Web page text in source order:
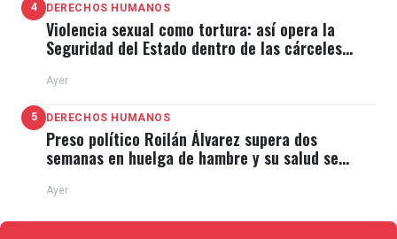
4 DERECHOS HUMANOS
Violencia sexual como tortura: así opera la
Seguridad del Estado dentro de las cárceles
Ayer
5 DERECHOS HUMANOS
Preso político Roilán Álvarez supera dos
semanas en huelga de hambre y su salud se
Ayer